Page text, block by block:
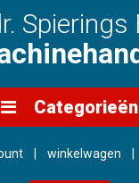
Spierings
Categorieën
winkelwagen